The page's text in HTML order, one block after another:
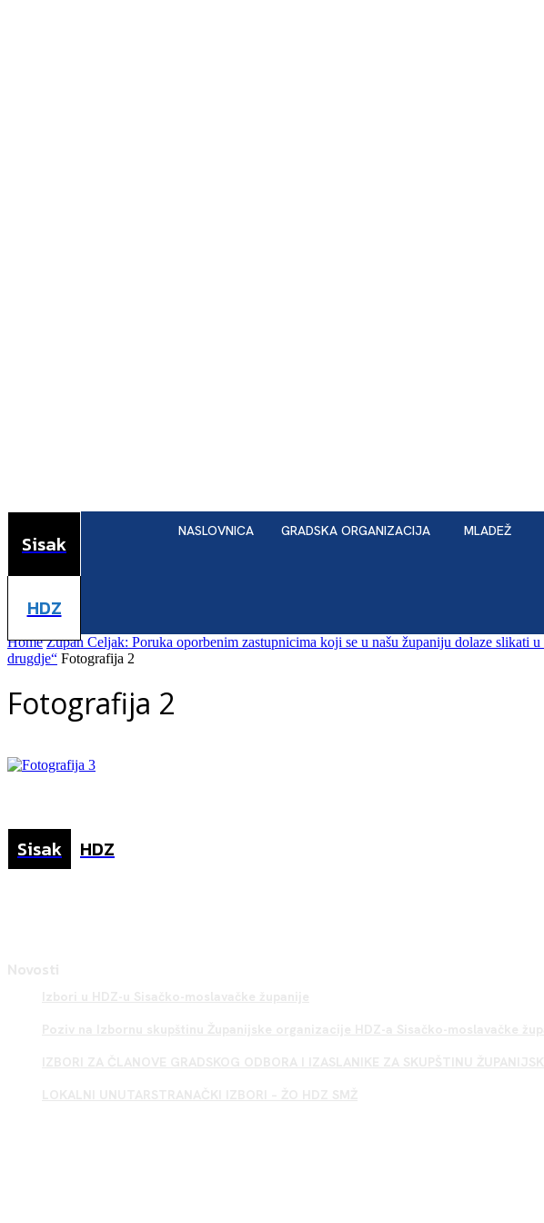
Sisak
HDZ
NASLOVNICA GRADSKA ORGANIZACIJA MLADEŽ
Home Župan Celjak: Poruka oporbenim zastupnicima koji se u našu županiju dolaze
drugdje“ Fotografija 2
Fotografija 2
Sisak HDZ